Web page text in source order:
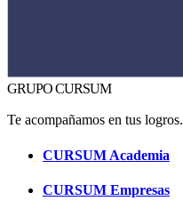
GRUPO CURSUM
Te acompañamos en tus logros.
CURSUM Academia
CURSUM Empresas